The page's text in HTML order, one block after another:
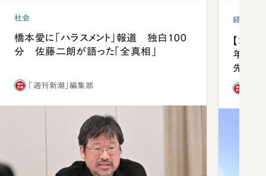
社会
橋本愛に「ハラスメント」報道 独白100
分 佐藤二朗が語った「全真相」
「週刊新潮」編集部
経済・ビ
【コン
年会は
先1位